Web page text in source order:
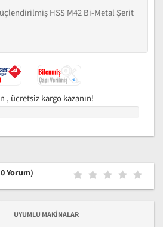
HSS M42 Bi-Metal Şerit
, ücretsiz kargo kazanın!
Yorum)
UYUMLU MAKINALAR